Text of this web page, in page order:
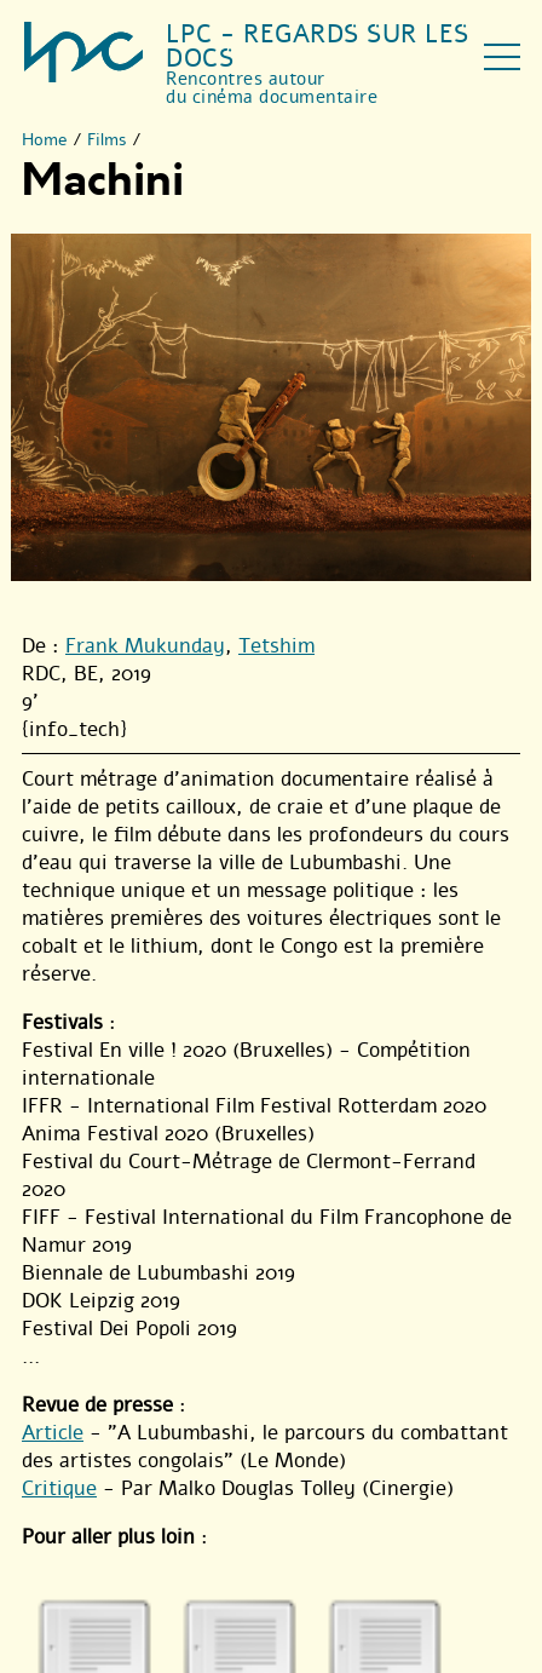
LPC - REGARDS SUR LES
DOCS
Rencontres autour
du cinéma documentaire
Home / Films /
Machini
De : Frank Mukunday, Tetshim
RDC, BE, 2019
9'
{info_tech}
Court métrage d’animation documentaire réalisé à
l’aide de petits cailloux, de craie et d’une plaque de
cuivre, le film débute dans les profondeurs du cours
d’eau qui traverse la ville de Lubumbashi. Une
technique unique et un message politique : les
matières premières des voitures électriques sont le
cobalt et le lithium, dont le Congo est la première
réserve.
Festivals :
Festival En ville ! 2020 (Bruxelles) - Compétition
internationale
IFFR - International Film Festival Rotterdam 2020
Anima Festival 2020 (Bruxelles)
Festival du Court-Métrage de Clermont-Ferrand
2020
FIFF - Festival International du Film Francophone de
Namur 2019
Biennale de Lubumbashi 2019
DOK Leipzig 2019
Festival Dei Popoli 2019
...
Revue de presse :
Article - "A Lubumbashi, le parcours du combattant
des artistes congolais" (Le Monde)
Critique - Par Malko Douglas Tolley (Cinergie)
Pour aller plus loin :